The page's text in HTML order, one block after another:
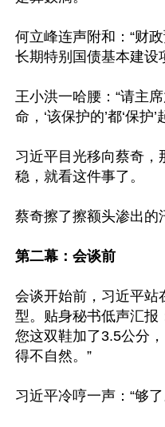
何立峰连声附和：“财
长期特别国债基本建设
王小洪一哈腰：“请主
命，‘该保护的’都‘保护
习近平目光移向蔡奇，
稳，就看这件事了。
蔡奇擦了擦额头渗出的
第二幕：会谈前
会谈开始前，习近平站
型。贴身秘书低声汇报
您这双鞋加了3.5公分
得不自然。”
习近平冷哼一声：“够